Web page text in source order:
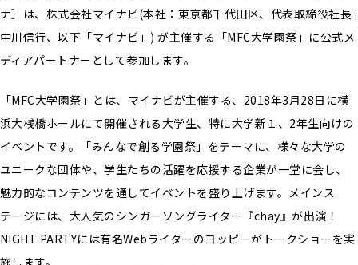
ナ］は、株式会社マイナビ(本社：東京都千代田区、代表取締役社長 :
中川信行、以下「マイナビ」) が主催する「MFC大学園祭」に公式メ
ディアパートナーとして参加します。
「MFC大学園祭」とは、マイナビが主催する、2018年3月28日に横
浜大桟橋ホールにて開催される大学生、特に大学新１、2年生向けの
イベントです。「みんなで創る学園祭」をテーマに、様々な大学の
ユニークな団体や、学生たちの活躍を応援する企業が一堂に会し、
魅力的なコンテンツを通してイベントを盛り上げます。メインス
テージには、大人気のシンガーソングライター『chay』が出演！
NIGHT PARTYには有名Webライターのヨッピーがトークショーを実